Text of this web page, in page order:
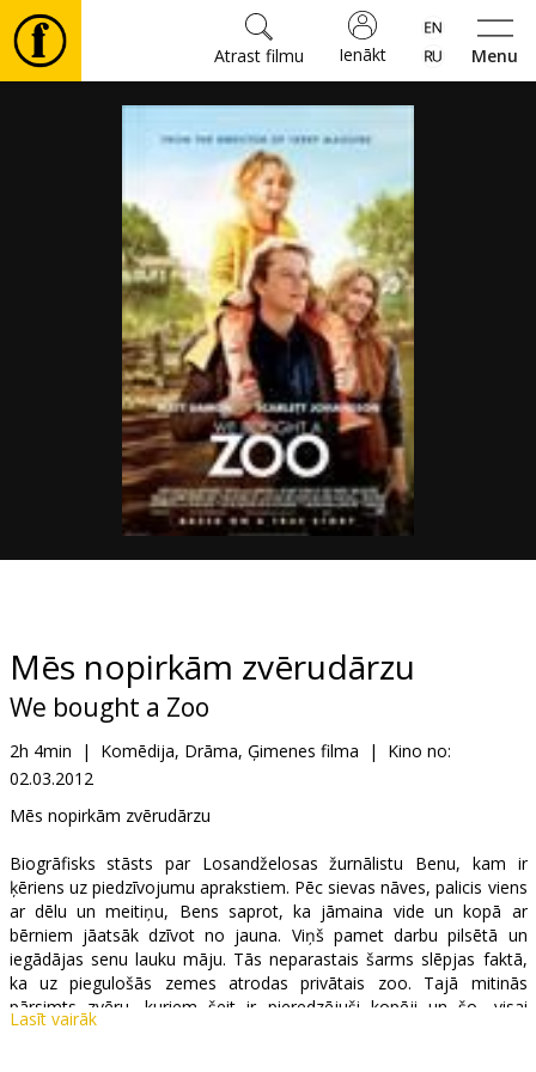
Menu
Ienākt
Atrast filmu
Biļetes
Kultūra
Pasākumi
Dāvanu
B2B
Kino
Klubs
Mēs nopirkām zvērudārzu
We bought a Zoo
2h 4min | Komēdija, Drāma, Ģimenes filma |
Kino no:
02.03.2012
Mēs nopirkām zvērudārzu
Biogrāfisks stāsts par Losandželosas žurnālistu Benu, kam ir
ķēriens uz piedzīvojumu aprakstiem. Pēc sievas nāves, palicis viens
ar dēlu un meitiņu, Bens saprot, ka jāmaina vide un kopā ar
bērniem jāatsāk dzīvot no jauna. Viņš pamet darbu pilsētā un
iegādājas senu lauku māju. Tās neparastais šarms slēpjas faktā,
ka uz piegulošās zemes atrodas privātais zoo. Tajā mitinās
pārsimts zvēru, kuriem šeit ir pieredzējuši kopēji un šo, visai
kolorīto kolektīvu vada zinošā Kelija. Tieši patlaban ir jāpabeidz
Lasīt vairāk